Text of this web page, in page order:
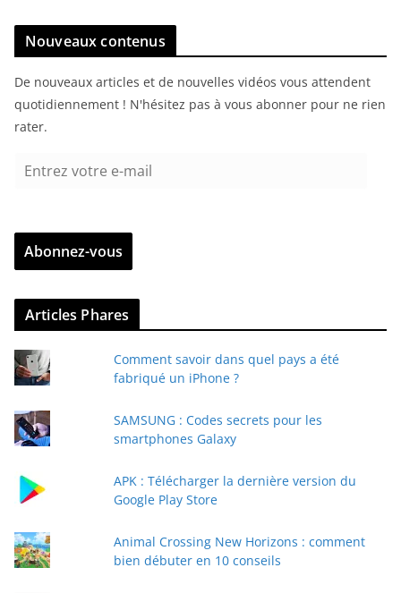
Nouveaux contenus
De nouveaux articles et de nouvelles vidéos vous attendent
quotidiennement ! N'hésitez pas à vous abonner pour ne rien
rater.
r
z
v
r
e
e
-
a
Abonnez-vous
Articles Phares
Comment savoir dans quel pays a été
fabriqué un iPhone ?
SAMSUNG : Codes secrets pour les
smartphones Galaxy
APK : Télécharger la dernière version du
Google Play Store
Animal Crossing New Horizons : comment
bien débuter en 10 conseils